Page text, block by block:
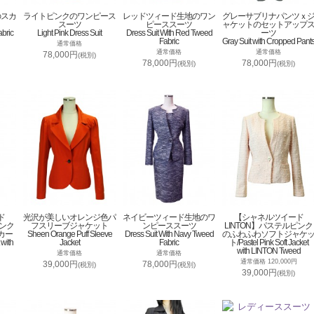
カ
ライトピンクのワンピース
スーツ
Light Pink Dress Suit
通常価格
78,000円(税別)
レッドツィード生地のワン
ピーススーツ
Dress Suit With Red Tweed
Fabric
通常価格
78,000円(税別)
グレーサブリナパンツｘジ
ャケットのセットアップス
ーツ
Gray Suit with Cropped Pants
通常価格
78,000円(税別)
ク
ー
光沢が美しいオレンジ色パ
フスリーブジャケット
Sheen Orange Puff Sleeve
Jacket
通常価格
39,000円(税別)
ネイビーツィード生地のワ
ンピーススーツ
Dress Suit With Navy Tweed
Fabric
通常価格
78,000円(税別)
【シャネルツイード
LINTON】パステルピンク
のふわふわソフトジャケッ
ト/Pastel Pink Soft Jacket
with LINTON Tweed
通常価格 120,000円
39,000円(税別)